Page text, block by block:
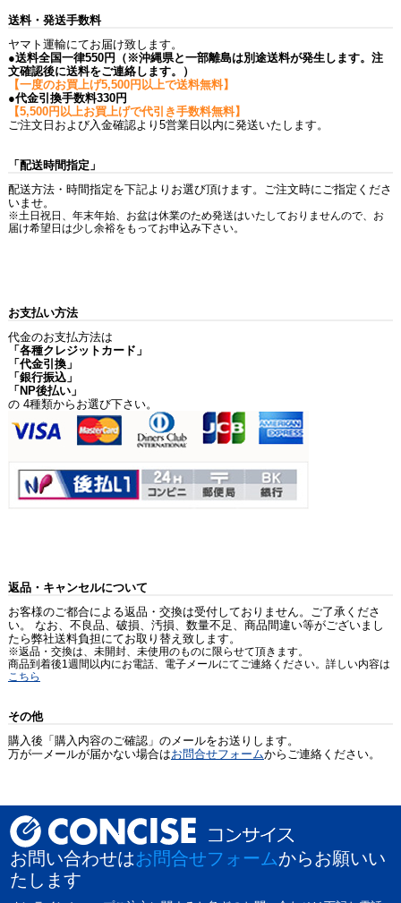
送料・発送手数料
ヤマト運輸にてお届け致します。
●送料全国一律550円（※沖縄県と一部離島は別途送料が発生します。注
文確認後に送料をご連絡します。）
【一度のお買上げ5,500円以上で送料無料】
●代金引換手数料330円
【5,500円以上お買上げで代引き手数料無料】
ご注文日および入金確認より5営業日以内に発送いたします。
「配送時間指定」
配送方法・時間指定を下記よりお選び頂けます。ご注文時にご指定くださ
いませ。
※土日祝日、年末年始、お盆は休業のため発送はいたしておりませんので、お
届け希望日は少し余裕をもってお申込み下さい。
お支払い方法
代金のお支払方法は
「各種クレジットカード」
「代金引換」
「銀行振込」
「NP後払い」
の 4種類からお選び下さい。
返品・キャンセルについて
お客様のご都合による返品・交換は受付しておりません。ご了承くださ
い。 なお、不良品、破損、汚損、数量不足、商品間違い等がございまし
たら弊社送料負担にてお取り替え致します。
※返品・交換は、未開封、未使用のものに限らせて頂きます。
商品到着後1週間以内にお電話、電子メールにてご連絡ください。詳しい内容は
こちら
その他
購入後「購入内容のご確認」のメールをお送りします。
万が一メールが届かない場合はお問合せフォームからご連絡ください。
お問い合わせはお問合せフォームからお願いい
たします